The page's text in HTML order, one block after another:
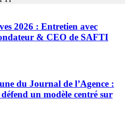
2026 : Entretien avec
& CEO de SAFTI
du Journal de l’Agence :
un modèle centré sur